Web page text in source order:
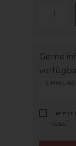
Gerne
E-MAIL-
Hiermit
habe. *